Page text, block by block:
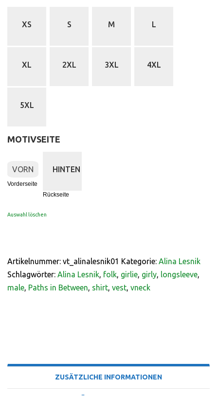
XS S M L
XL 2XL 3XL 4XL
5XL
MOTIVSEITE
VORN
Vorderseite
HINTEN
Rückseite
Auswahl löschen
Artikelnummer: vt_alinalesnik01 Kategorie: Alina Lesnik
Schlagwörter: Alina Lesnik, folk, girlie, girly, longsleeve,
male, Paths in Between, shirt, vest, vneck
ZUSÄTZLICHE INFORMATIONEN